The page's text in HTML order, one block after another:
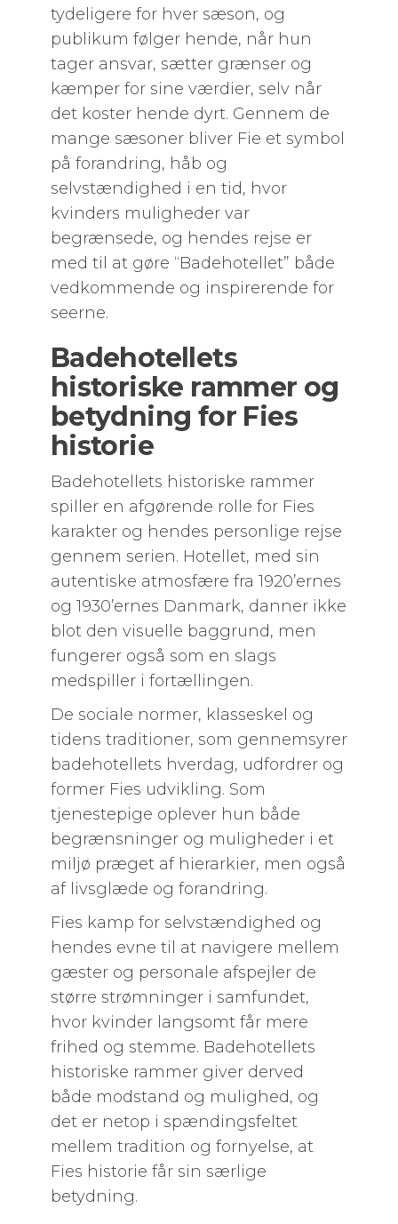
tydeligere for hver sæson, og
publikum følger hende, når hun
tager ansvar, sætter grænser og
kæmper for sine værdier, selv når
det koster hende dyrt. Gennem de
mange sæsoner bliver Fie et symbol
på forandring, håb og
selvstændighed i en tid, hvor
kvinders muligheder var
begrænsede, og hendes rejse er
med til at gøre “Badehotellet” både
vedkommende og inspirerende for
seerne.
Badehotellets
historiske rammer og
betydning for Fies
historie
Badehotellets historiske rammer
spiller en afgørende rolle for Fies
karakter og hendes personlige rejse
gennem serien. Hotellet, med sin
autentiske atmosfære fra 1920’ernes
og 1930’ernes Danmark, danner ikke
blot den visuelle baggrund, men
fungerer også som en slags
medspiller i fortællingen.
De sociale normer, klasseskel og
tidens traditioner, som gennemsyrer
badehotellets hverdag, udfordrer og
former Fies udvikling. Som
tjenestepige oplever hun både
begrænsninger og muligheder i et
miljø præget af hierarkier, men også
af livsglæde og forandring.
Fies kamp for selvstændighed og
hendes evne til at navigere mellem
gæster og personale afspejler de
større strømninger i samfundet,
hvor kvinder langsomt får mere
frihed og stemme. Badehotellets
historiske rammer giver derved
både modstand og mulighed, og
det er netop i spændingsfeltet
mellem tradition og fornyelse, at
Fies historie får sin særlige
betydning.